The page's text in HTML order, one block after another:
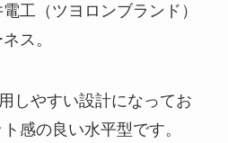
工（ツヨロンブランド）
ス。
しやすい設計になってお
感の良い水平型です。